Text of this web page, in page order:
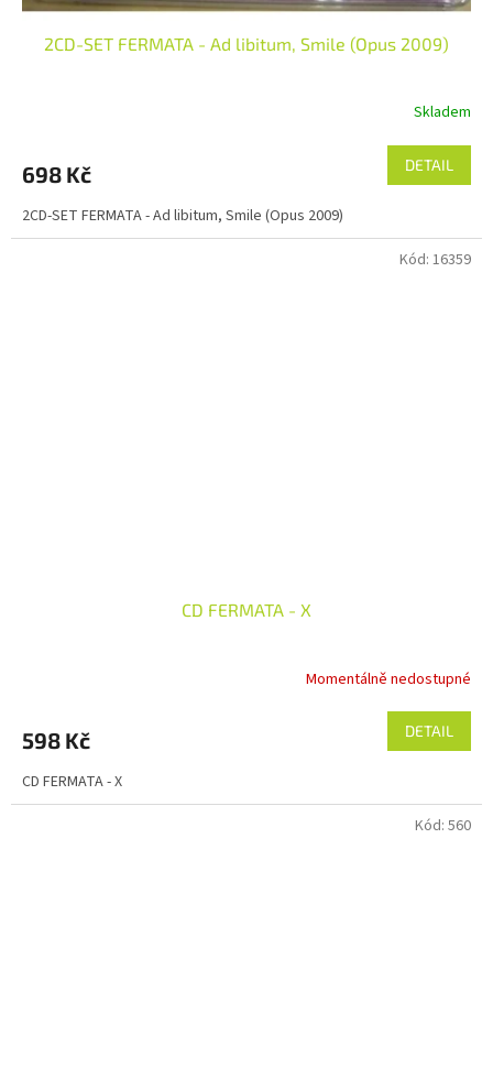
2CD-SET FERMATA - Ad libitum, Smile (Opus 2009)
Skladem
698 Kč DETAIL
2CD-SET FERMATA - Ad libitum, Smile (Opus 2009)
CD FERMATA - X
Momentálně nedostupné
598 Kč DETAIL
CD FERMATA - X
Kód: 16359
Kód: 560